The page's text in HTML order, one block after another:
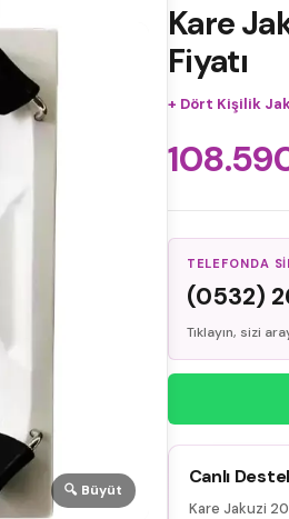
🔍 Büyüt
Kare
Fiyatı
+ Dört Kişilik
TELEFONDA
(0532)
Tıklayın, sizi
Canlı
Kare Jakuzi